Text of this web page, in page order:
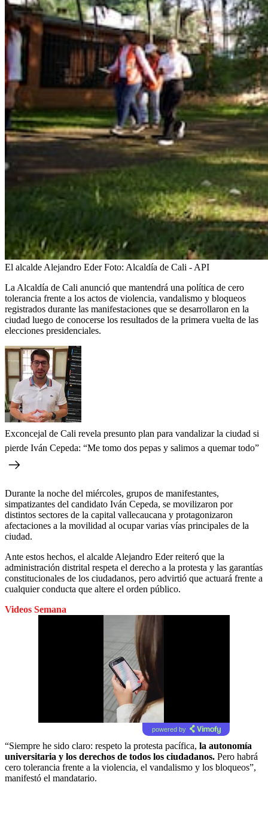
El alcalde Alejandro EderFoto: Alcaldía de Cali - API
La Alcaldía de Cali anunció que mantendrá una política de cero
tolerancia frente a los actos de violencia, vandalismo y bloqueos
registrados durante las manifestaciones que se desarrollaron en la
ciudad luego de conocerse los resultados de la primera vuelta de las
elecciones presidenciales.
Exconcejal de Cali revela presunto plan para vandalizar la ciudad si
pierde Iván Cepeda: “Me tomo dos pepas y salimos a quemar todo”
Durante la noche del miércoles, grupos de manifestantes,
simpatizantes del candidato Iván Cepeda, se movilizaron por
distintos sectores de la capital vallecaucana y protagonizaron
afectaciones a la movilidad al ocupar varias vías principales de la
ciudad.
Ante estos hechos, el alcalde Alejandro Eder reiteró que la
administración distrital respeta el derecho a la protesta y las garantías
constitucionales de los ciudadanos, pero advirtió que actuará frente a
cualquier conducta que altere el orden público.
Videos Semana
powered by
“Siempre he sido claro: respeto la protesta pacífica, la autonomía
universitaria y los derechos de todos los ciudadanos. Pero habrá
cero tolerancia frente a la violencia, el vandalismo y los bloqueos”,
manifestó el mandatario.